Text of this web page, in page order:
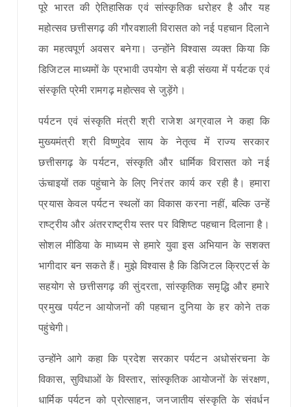
पूरे भारत की ऐतिहासिक एवं सांस्कृतिक धरोहर है और यह
महोत्सव छत्तीसगढ़ की गौरवशाली विरासत को नई पहचान दिलाने
का महत्वपूर्ण अवसर बनेगा। उन्होंने विश्वास व्यक्त किया कि
डिजिटल माध्यमों के प्रभावी उपयोग से बड़ी संख्या में पर्यटक एवं
संस्कृति प्रेमी रामगढ़ महोत्सव से जुड़ेंगे।
पर्यटन एवं संस्कृति मंत्री श्री राजेश अग्रवाल ने कहा कि
मुख्यमंत्री श्री विष्णुदेव साय के नेतृत्व में राज्य सरकार
छत्तीसगढ़ के पर्यटन, संस्कृति और धार्मिक विरासत को नई
ऊंचाइयों तक पहुंचाने के लिए निरंतर कार्य कर रही है। हमारा
प्रयास केवल पर्यटन स्थलों का विकास करना नहीं, बल्कि उन्हें
राष्ट्रीय और अंतरराष्ट्रीय स्तर पर विशिष्ट पहचान दिलाना है।
सोशल मीडिया के माध्यम से हमारे युवा इस अभियान के सशक्त
भागीदार बन सकते हैं। मुझे विश्वास है कि डिजिटल क्रिएटर्स के
सहयोग से छत्तीसगढ़ की सुंदरता, सांस्कृतिक समृद्धि और हमारे
प्रमुख पर्यटन आयोजनों की पहचान दुनिया के हर कोने तक
पहुंचेगी।
उन्होंने आगे कहा कि प्रदेश सरकार पर्यटन अधोसंरचना के
विकास, सुविधाओं के विस्तार, सांस्कृतिक आयोजनों के संरक्षण,
धार्मिक पर्यटन को प्रोत्साहन, जनजातीय संस्कृति के संवर्धन